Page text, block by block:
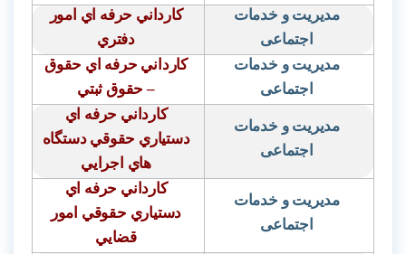
مدیریت و خدمات
اجتماعی
كارداني حرفه اي امور
دفتري
مدیریت و خدمات
اجتماعی
كارداني حرفه اي حقوق
– حقوق ثبتي
مدیریت و خدمات
اجتماعی
كارداني حرفه اي
دستياري حقوقي دستگاه
هاي اجرايي
مدیریت و خدمات
اجتماعی
كارداني حرفه اي
دستياري حقوقي امور
قضايي